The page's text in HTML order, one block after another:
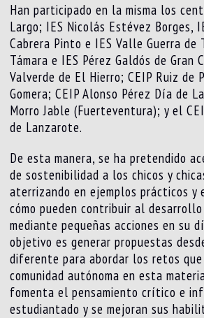
Han participado en la misma los
Largo; IES Nicolás Estévez Borges,
Cabrera Pinto e IES Valle Guerra de
Támara e IES Pérez Galdós de Gran
Valverde de El Hierro; CEIP Ruiz de
Gomera; CEIP Alonso Pérez Día de
Morro Jable (Fuerteventura); y el
de Lanzarote.
De esta manera, se ha pretendido
de sostenibilidad a los chicos y
aterrizando en ejemplos prácticos y
cómo pueden contribuir al
mediante pequeñas acciones en su
objetivo es generar propuestas
diferente para abordar los retos
comunidad autónoma en esta
fomenta el pensamiento crítico e
estudiantado y se mejoran sus